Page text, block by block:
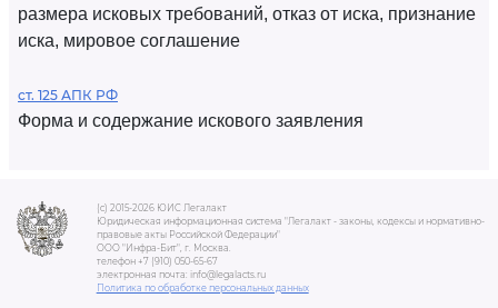
размера исковых требований, отказ от иска, признание
иска, мировое соглашение
ст. 125 АПК РФ
Форма и содержание искового заявления
(c) 2015-2026 ЮИС Легалакт
Юридическая информационная система "Легалакт - законы, кодексы и нормативно-
правовые акты Российской Федерации"
ООО "Инфра-Бит", г. Москва.
телефон +7 (910) 050-65-67
электронная почта: info@legalacts.ru
Политика по обработке персональных данных